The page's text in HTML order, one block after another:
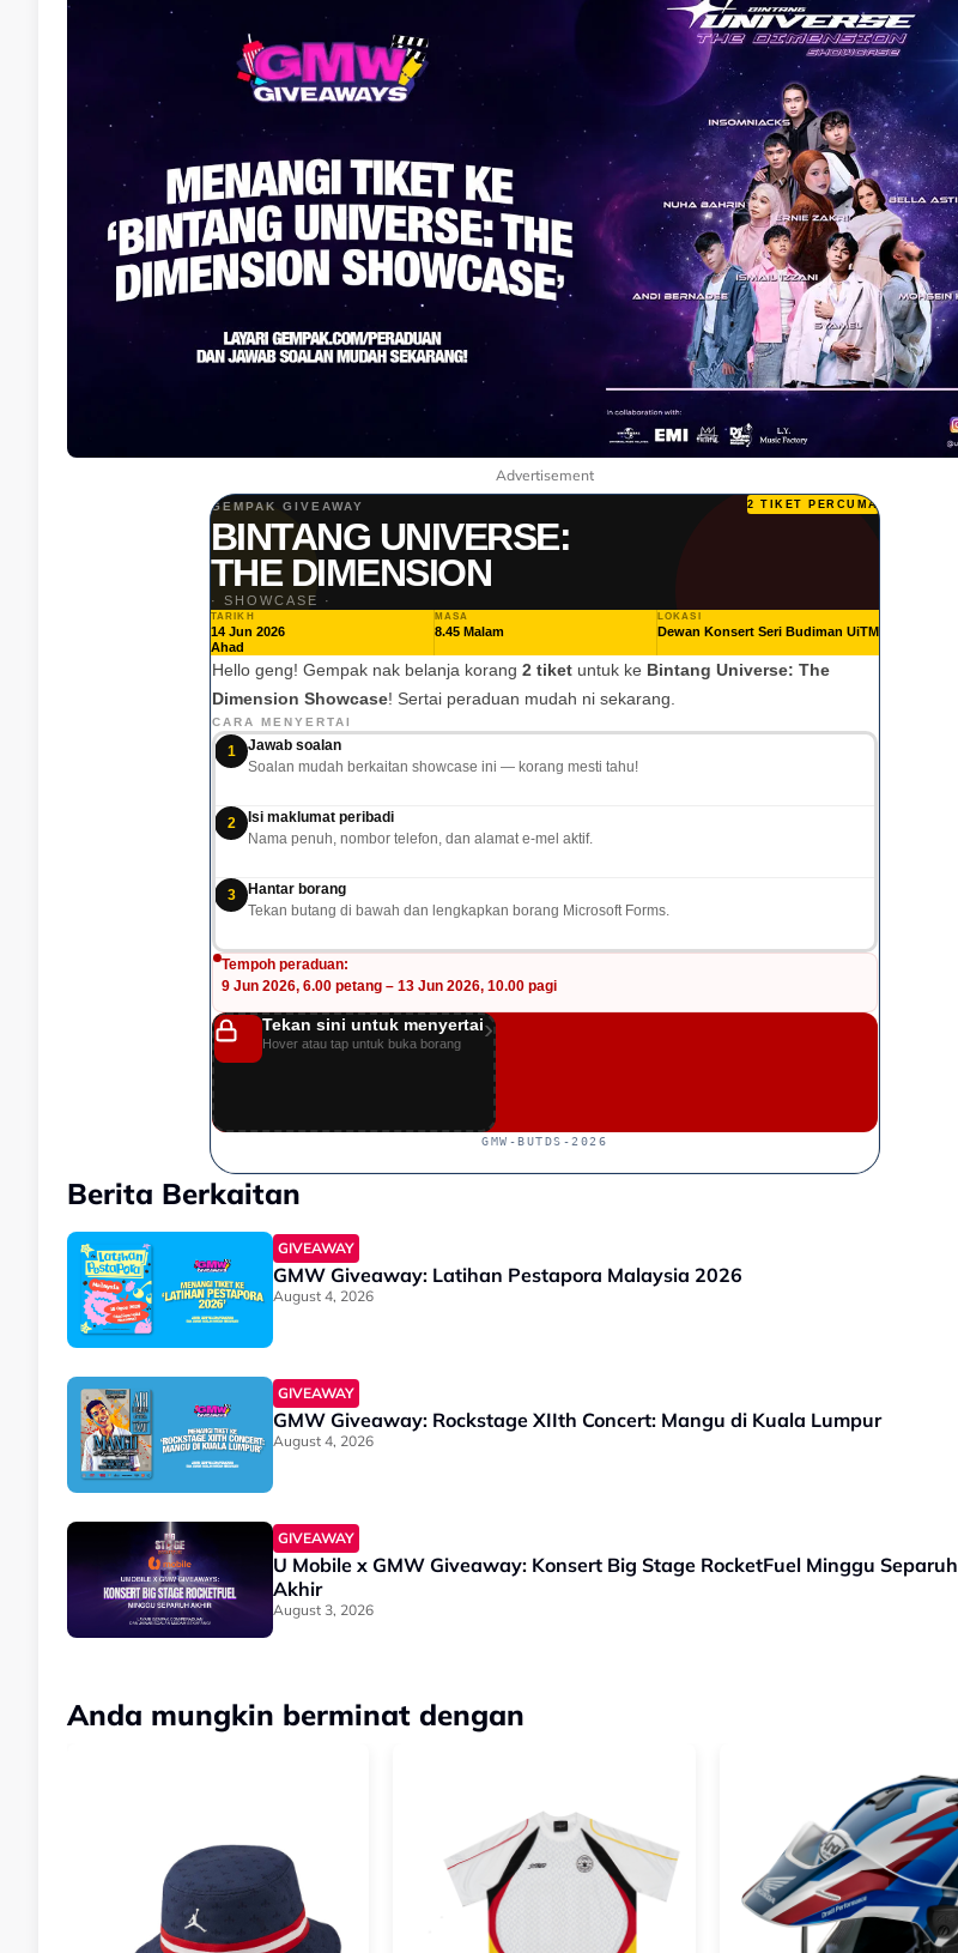
Advertisement
GEMPAK GIVEAWAY 2 TIKET PERCUMA
BINTANG UNIVERSE:
THE DIMENSION
· SHOWCASE ·
TARIKH
14 Jun 2026
Ahad
MASA
8.45 Malam
LOKASI
Dewan Konsert Seri Budiman UiTM
Hello geng! Gempak nak belanja korang 2 tiketuntuk ke Bintang Universe: The
Dimension Showcase! Sertai peraduan mudah ni sekarang.
🚨
TAP
UNTUK
SURPRISE
CARA MENYERTAI
1
Jawab soalan
Soalan mudah berkaitan showcase ini — korang mesti tahu!
2
Isi maklumat peribadi
Nama penuh, nombor telefon, dan alamat e-mel aktif.
3
Hantar borang
Tekan butang di bawah dan lengkapkan borang Microsoft Forms.
Tempoh peraduan:
9 Jun 2026, 6.00 petang – 13 Jun 2026, 10.00 pagi
Tekan sini untuk menyertai
Hover atau tap untuk buka borang ›
— GEMPAK GIVEAWAY —
BINTANG UNIVERSE Sertai Sekarang →
GMW-BUTDS-2026
Berita Berkaitan
GIVEAWAY
GMW Giveaway: Latihan Pestapora Malaysia 2026
August 4, 2026
GIVEAWAY
GMW Giveaway: Rockstage XIIth Concert: Mangu di Kuala Lumpur
August 4, 2026
GIVEAWAY
U Mobile x GMW Giveaway: Konsert Big Stage RocketFuel Minggu Separuh
Akhir
August 3, 2026
Anda mungkin berminat dengan